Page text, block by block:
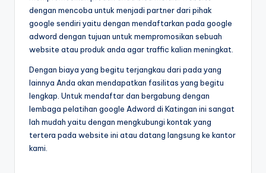
dengan mencoba untuk menjadi partner dari pihak
google sendiri yaitu dengan mendaftarkan pada google
adword dengan tujuan untuk mempromosikan sebuah
website atau produk anda agar traffic kalian meningkat.
Dengan biaya yang begitu terjangkau dari pada yang
lainnya Anda akan mendapatkan fasilitas yang begitu
lengkap. Untuk mendaftar dan bergabung dengan
lembaga pelatihan google Adword di Katingan ini sangat
lah mudah yaitu dengan mengkubungi kontak yang
tertera pada website ini atau datang langsung ke kantor
kami.